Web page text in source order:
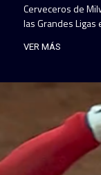
Cerveceros de
las Grandes
VER MÁS